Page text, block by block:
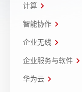
计算
智能协作
企业无线
企业服务与软件
华为云